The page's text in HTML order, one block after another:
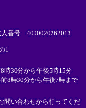
人番号 4000020262013
1
時30分から午後5時15分
8時30分から午後7時まで
問い合わせから行ってくだ